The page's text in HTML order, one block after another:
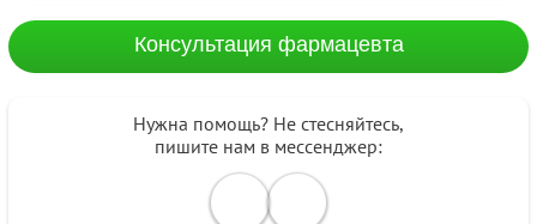
Консультация фармацевта
Нужна помощь? Не стесняйтесь,
пишите нам в мессенджер: